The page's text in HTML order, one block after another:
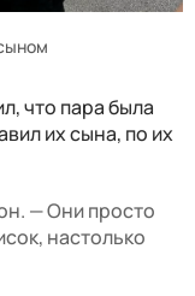
что пара была
их сына, по их
— Они просто
настолько